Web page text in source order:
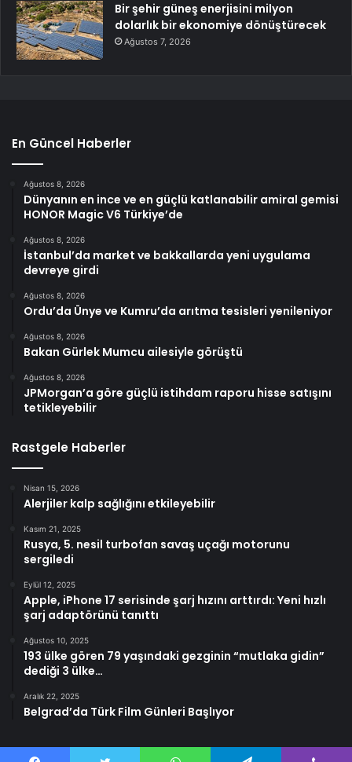
Bir şehir güneş enerjisini milyon
dolarlık bir ekonomiye dönüştürecek
Ağustos 7, 2026
En Güncel Haberler
Ağustos 8, 2026
Dünyanın en ince ve en güçlü katlanabilir amiral gemisi
HONOR Magic V6 Türkiye’de
Ağustos 8, 2026
İstanbul’da market ve bakkallarda yeni uygulama
devreye girdi
Ağustos 8, 2026
Ordu’da Ünye ve Kumru’da arıtma tesisleri yenileniyor
Ağustos 8, 2026
Bakan Gürlek Mumcu ailesiyle görüştü
Ağustos 8, 2026
JPMorgan’a göre güçlü istihdam raporu hisse satışını
tetikleyebilir
Rastgele Haberler
Nisan 15, 2026
Alerjiler kalp sağlığını etkileyebilir
Kasım 21, 2025
Rusya, 5. nesil turbofan savaş uçağı motorunu
sergiledi
Eylül 12, 2025
Apple, iPhone 17 serisinde şarj hızını arttırdı: Yeni hızlı
şarj adaptörünü tanıttı
Ağustos 10, 2025
193 ülke gören 79 yaşındaki gezginin “mutlaka gidin”
dediği 3 ülke…
Aralık 22, 2025
Belgrad’da Türk Film Günleri Başlıyor